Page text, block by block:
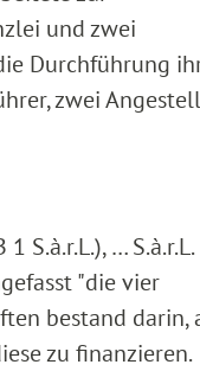
und zwei
Durchführung
zwei
S.à.r.L.), … S.à.r.L.
"die vier
bestand darin,
zu finanzieren.